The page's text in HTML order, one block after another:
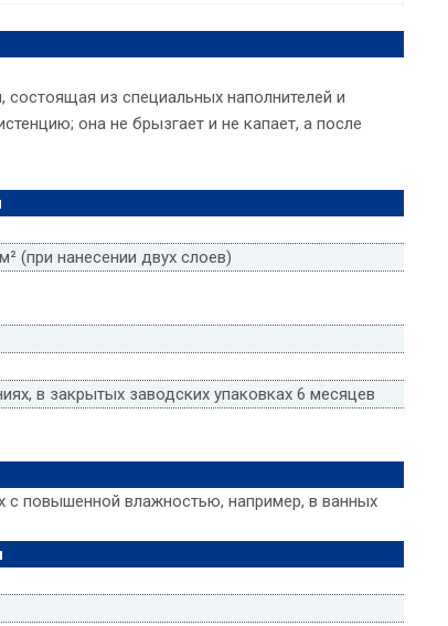
состоящая из специальных наполнителей и
она не брызгает и не капает, а после
(при нанесении двух слоев)
в закрытых заводских упаковках 6 месяцев
с повышенной влажностью, например, в ванных